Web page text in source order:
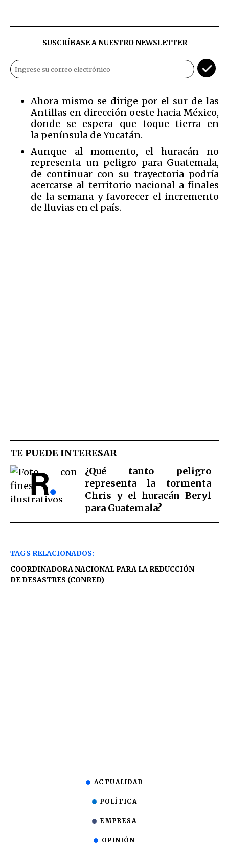
SUSCRÍBASE A NUESTRO NEWSLETTER
Ahora mismo se dirige por el sur de las
Antillas en dirección oeste hacia México,
donde se espera que toque tierra en
la península de Yucatán.
Aunque al momento, el huracán no
representa un peligro para Guatemala,
de continuar con su trayectoria podría
acercarse al territorio nacional a finales
de la semana y favorecer el incremento
de lluvias en el país.
TE PUEDE INTERESAR
¿Qué tanto peligro
representa la tormenta
Chris y el huracán Beryl
para Guatemala?
TAGS RELACIONADOS:
COORDINADORA NACIONAL PARA LA REDUCCIÓN
DE DESASTRES (CONRED)
ACTUALIDAD
POLÍTICA
EMPRESA
OPINIÓN